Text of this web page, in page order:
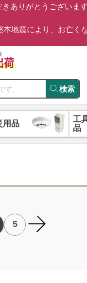
ありがとうございま
本地震により、お亡く
検索
用品
工
品
5